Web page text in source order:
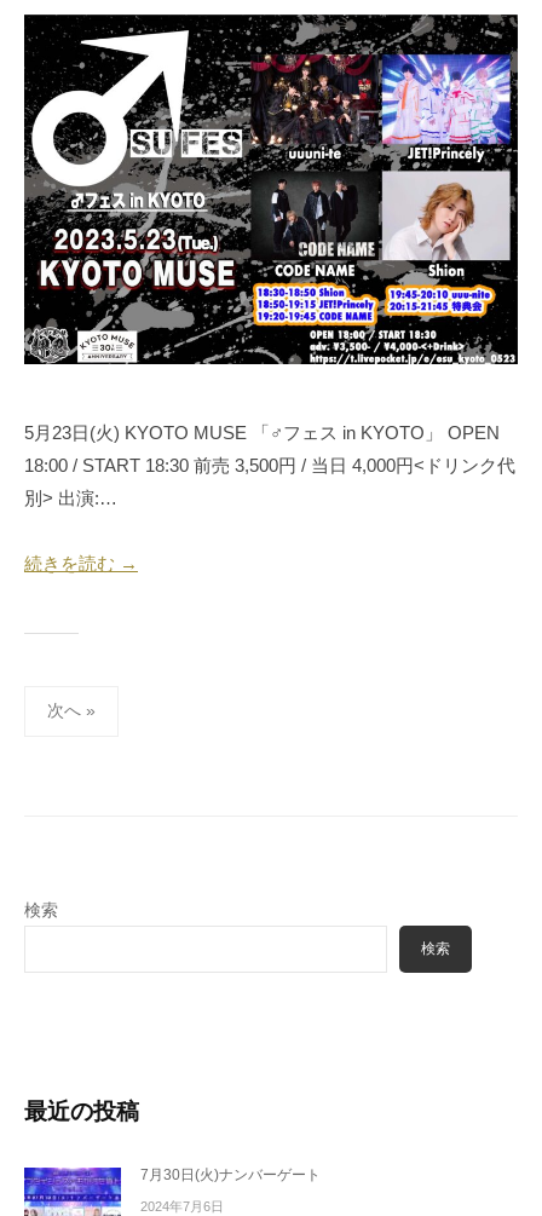
0
2
3
年
5
月
9
日
y
合
同
会
社
押
忍
代
表
奥
野
拓
也
5月23日(火) KYOTO MUSE 「♂フェス in KYOTO」 OPEN
18:00 / START 18:30 前売 3,500円 / 当日 4,000円<ドリンク代
別> 出演:…
続きを読む →
送
次へ »
検索
検索
最近の投稿
7月30日(火)ナンバーゲート
2024年7月6日